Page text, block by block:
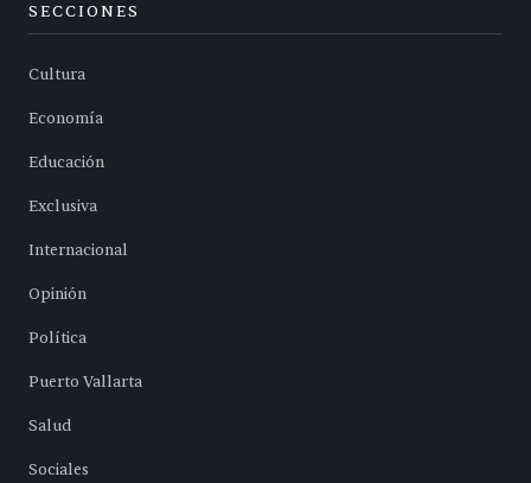
SECCIONES
Cultura
Economía
Educación
Exclusiva
Internacional
Opinión
Política
Puerto Vallarta
Salud
Sociales